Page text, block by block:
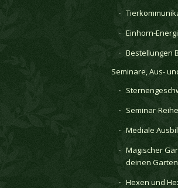
Einhorn-
Bestellungen
Seminare, Aus-
Seminar-
Mediale
Magischer
deinen
Hexen und